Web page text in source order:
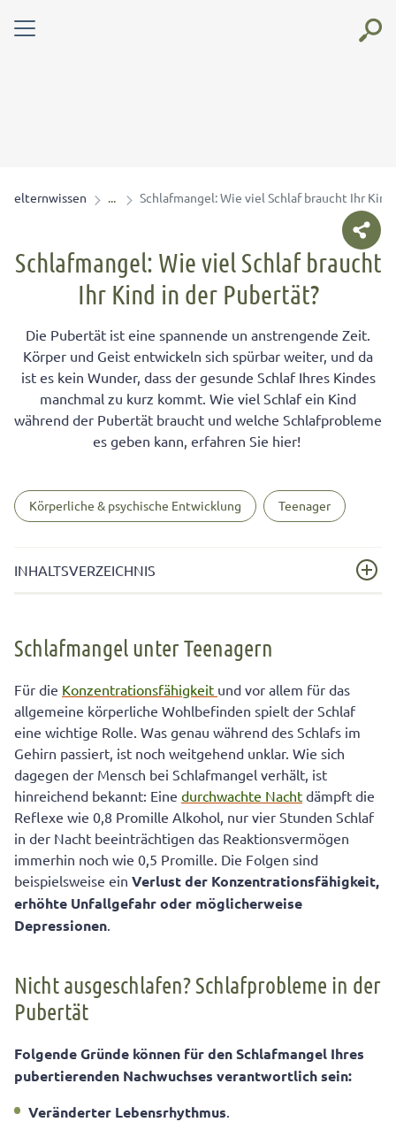
elternwissen Schlafmangel: Wie viel Schlaf braucht Ihr
Schlafmangel: Wie viel Schlaf braucht
Ihr Kind in der Pubertät?
Die Pubertät ist eine spannende un anstrengende Zeit.
Körper und Geist entwickeln sich spürbar weiter, und da
ist es kein Wunder, dass der gesunde Schlaf Ihres Kindes
manchmal zu kurz kommt. Wie viel Schlaf ein Kind
während der Pubertät braucht und welche Schlafprobleme
es geben kann, erfahren Sie hier!
Körperliche & psychische Entwicklung Teenager
INHALTSVERZEICHNIS
Nicht ausgeschlafen? Schlafprobleme in der Pubertät
In der Pubertät braucht Ihr Kind mehr Schlaf!
Tipps für Eltern
Schlafmangel unter Teenagern
Für die Konzentrationsfähigkeit und vor allem für das
allgemeine körperliche Wohlbefinden spielt der Schlaf
eine wichtige Rolle. Was genau während des Schlafs im
Gehirn passiert, ist noch weitgehend unklar. Wie sich
dagegen der Mensch bei Schlafmangel verhält, ist
hinreichend bekannt: Eine durchwachte Nacht dämpft die
Reflexe wie 0,8 Promille Alkohol, nur vier Stunden Schlaf
in der Nacht beeinträchtigen das Reaktionsvermögen
immerhin noch wie 0,5 Promille. Die Folgen sind
beispielsweise ein Verlust der Konzentrationsfähigkeit,
erhöhte Unfallgefahr oder möglicherweise
Depressionen.
Nicht ausgeschlafen? Schlafprobleme in der
Pubertät
Folgende Gründe können für den Schlafmangel Ihres
pubertierenden Nachwuchses verantwortlich sein:
Veränderter Lebensrhythmus.